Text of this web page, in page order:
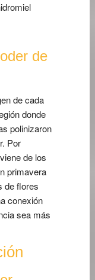
de
de cada
donde
polinizaron
Por
de los
primavera
de flores
conexión
sea más